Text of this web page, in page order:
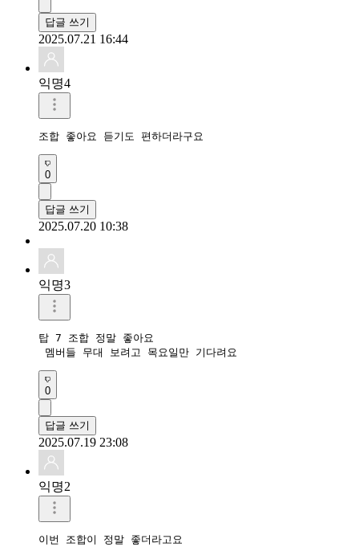
답글 쓰기
2025.07.21 16:44
익명4
조합 좋아요 듣기도 편하더라구요
0
답글 쓰기
2025.07.20 10:38
익명3
탑 7 조합 정말 좋아요
멤버들 무대 보려고 목요일만 기다려요
0
답글 쓰기
2025.07.19 23:08
익명2
이번 조합이 정말 좋더라고요